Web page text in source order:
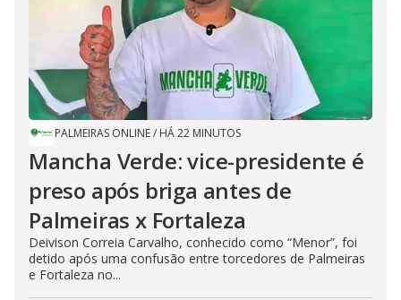
PALMEIRAS ONLINE/ HÁ 22 MINUTOS
Mancha Verde: vice-presidente é
preso após briga antes de
Palmeiras x Fortaleza
Deivison Correia Carvalho, conhecido como “Menor”, foi
detido após uma confusão entre torcedores de Palmeiras
e Fortaleza no...